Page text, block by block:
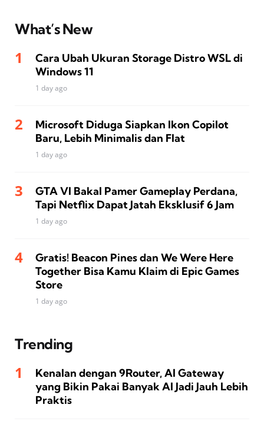
What’s New
Cara Ubah Ukuran Storage Distro WSL di
Windows 11
1 day ago
Microsoft Diduga Siapkan Ikon Copilot
Baru, Lebih Minimalis dan Flat
1 day ago
GTA VI Bakal Pamer Gameplay Perdana,
Tapi Netflix Dapat Jatah Eksklusif 6 Jam
1 day ago
Gratis! Beacon Pines dan We Were Here
Together Bisa Kamu Klaim di Epic Games
Store
1 day ago
Trending
Kenalan dengan 9Router, AI Gateway
yang Bikin Pakai Banyak AI Jadi Jauh Lebih
Praktis